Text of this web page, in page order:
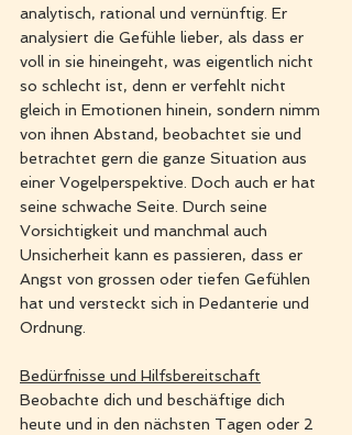
analytisch, rational und vernünftig. Er
analysiert die Gefühle lieber, als dass er
voll in sie hineingeht, was eigentlich nicht
so schlecht ist, denn er verfehlt nicht
gleich in Emotionen hinein, sondern nimm
von ihnen Abstand, beobachtet sie und
betrachtet gern die ganze Situation aus
einer Vogelperspektive. Doch auch er hat
seine schwache Seite. Durch seine
Vorsichtigkeit und manchmal auch
Unsicherheit kann es passieren, dass er
Angst von grossen oder tiefen Gefühlen
hat und versteckt sich in Pedanterie und
Ordnung.
Bedürfnisse und Hilfsbereitschaft
Beobachte dich und beschäftige dich
heute und in den nächsten Tagen oder 2